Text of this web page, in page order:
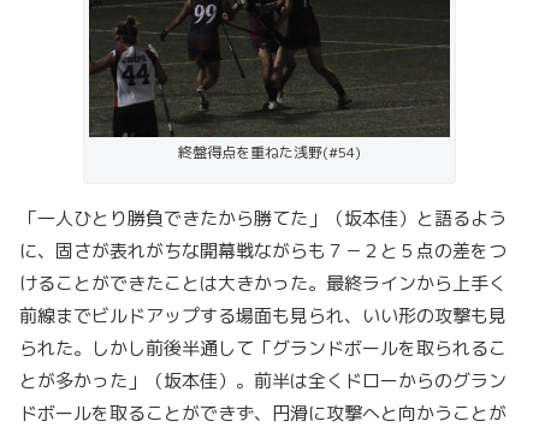
終盤得点を重ねた浅野(#54)
「一人ひとり勝負できたから勝てた」（坂本佳）と語るよう
に、固さが表れがちな開幕戦ながらも７－２と５点の差をつ
けることができたことは大きかった。最終ラインから上手く
前線までビルドアップする場面も見られ、いい形の攻撃も見
られた。しかし前後半通して「グランドボールを取られるこ
とが多かった」（坂本佳）。前半は全くドローからのグラン
ドボールを取ることができず、円滑に攻撃へと向かうことが